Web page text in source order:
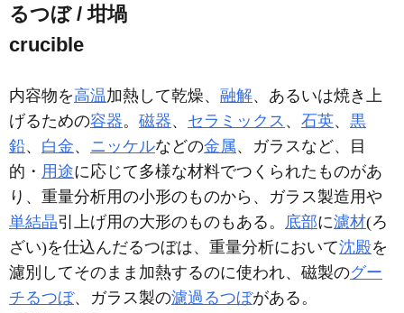
るつぼ / 坩堝
crucible
内容物を高温加熱して乾燥、 融解、あるいは焼き上
げるための容器。 磁器、 セラミックス 、 石英、 黒
鉛、 白金、 ニッケルなどの金属、ガラスなど、目
的・ 用途に応じて多様な材料でつくられたものがあ
り、重量分析用の小形のものから、ガラス製造用や
単結晶引上げ用の大形のものもある。 底部に濾材(ろ
ざい)を仕込んだるつぼは、重量分析において沈殿を
濾別してそのまま加熱するのに使われ、磁製のグー
チるつぼ、ガラス製の濾過るつぼがある。